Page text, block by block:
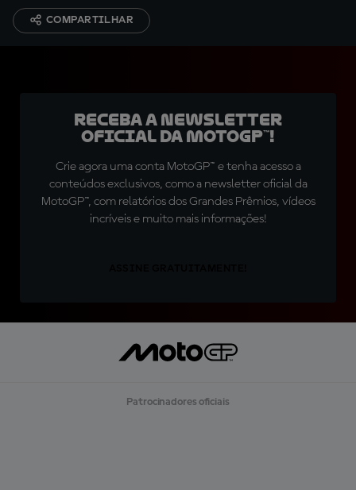
COMPARTILHAR
Receba a newsletter
oficial da MotoGP™!
Crie agora uma conta MotoGP™ e tenha acesso a
conteúdos exclusivos, como a newsletter oficial da
MotoGP™, com relatórios dos Grandes Prêmios, vídeos
incríveis e muito mais informações!
Patrocinadores oficiais